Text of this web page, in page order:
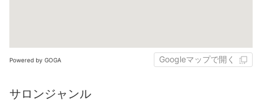
Powered by GOGA Googleマップで開く
サロンジャンル